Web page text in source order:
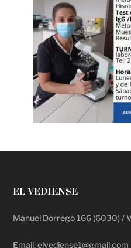
EL VEDIENSE
Manuel Dorrego 166 (6030) /
Email: elvediense1@gmail.com